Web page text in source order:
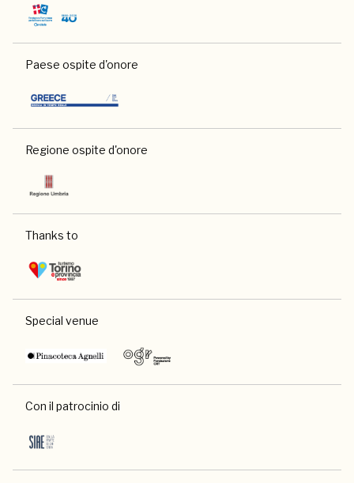
Paese ospite d'onore
Regione ospite d'onore
Thanks to
Special venue
Con il patrocinio di